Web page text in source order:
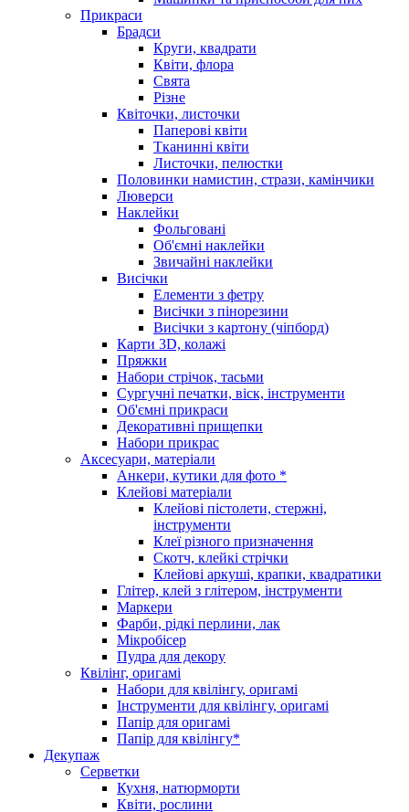
Прикраси
Брадси
Круги, квадрати
Квіти, флора
Свята
Різне
Квіточки, листочки
Паперові квіти
Тканинні квіти
Листочки, пелюстки
Половинки намистин, стрази, камінчики
Люверси
Наклейки
Фольговані
Об'ємні наклейки
Звичайні наклейки
Висічки
Елементи з фетру
Висічки з пінорезини
Висічки з картону (чіпборд)
Карти 3D, колажі
Пряжки
Набори стрічок, тасьми
Сургучні печатки, віск, інструменти
Об'ємні прикраси
Декоративні прищепки
Набори прикрас
Аксесуари, матеріали
Анкери, кутики для фото *
Клейові матеріали
Клейові пістолети, стержні,
інструменти
Клеї різного призначення
Скотч, клейкі стрічки
Клейові аркуші, крапки, квадратики
Глітер, клей з глітером, інструменти
Маркери
Фарби, рідкі перлини, лак
Мікробісер
Пудра для декору
Квілінг, оригамі
Набори для квілінгу, оригамі
Інструменти для квілінгу, оригамі
Папір для оригамі
Папір для квілінгу*
Декупаж
Серветки
Кухня, натюрморти
Квіти, рослини